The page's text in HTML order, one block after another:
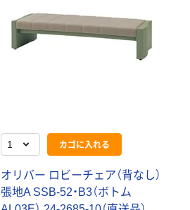
カゴに入れる
オリバー ロビーチェア（背なし）
張地A SSB-52・B3（ボトム